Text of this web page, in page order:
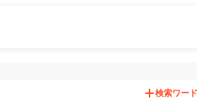
検索ワー